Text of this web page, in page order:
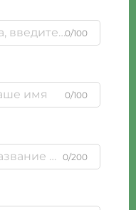
0/100
0/100
0/200